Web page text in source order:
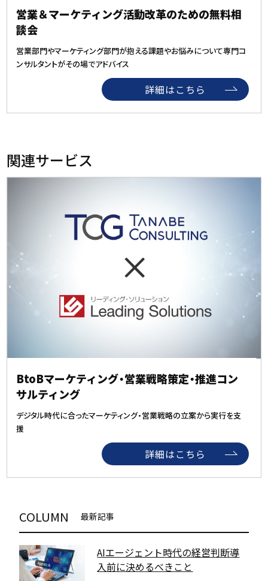
営業＆マーケティング活動改革のための無料相
談会
営業部門やマーケティング部門が抱える課題やお悩みについて専門コ
ンサルタントがその場でアドバイス
詳細はこちら
関連サービス
BtoBマーケティング・営業戦略策定・推進コン
サルティング
デジタル時代に合ったマーケティング・営業戦略の立案から実行を支
援
詳細はこちら
COLUMN 最新記事
AIエージェント時代の経営判断――導
入前に決めるべきこと